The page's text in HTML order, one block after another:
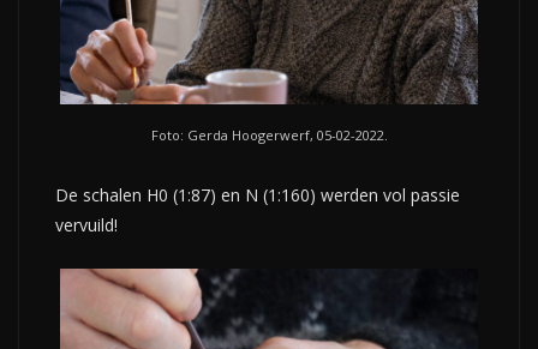
Foto: Gerda Hoogerwerf, 05-02-2022.
De schalen H0 (1:87) en N (1:160) werden vol passie
vervuild!